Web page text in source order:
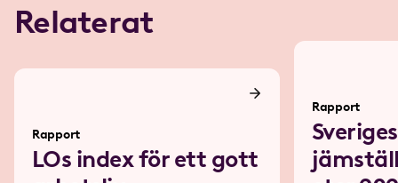
Relaterat
Rapport
LOs index för ett gott
Rapport
Sveriges